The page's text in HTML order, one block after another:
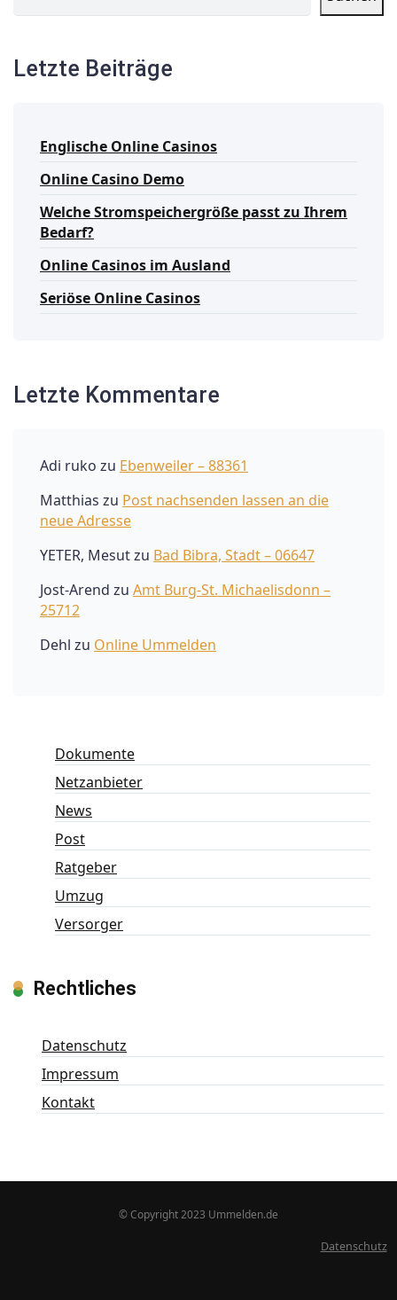
Letzte Beiträge
Englische Online Casinos
Online Casino Demo
Welche Stromspeichergröße passt zu Ihrem
Bedarf?
Online Casinos im Ausland
Seriöse Online Casinos
Letzte Kommentare
Adi ruko zu Ebenweiler – 88361
Matthias zu Post nachsenden lassen an die
neue Adresse
YETER, Mesutzu Bad Bibra, Stadt – 06647
Jost-Arend zu Amt Burg-St. Michaelisdonn –
25712
Dehl zu Online Ummelden
Dokumente
Netzanbieter
News
Post
Ratgeber
Umzug
Versorger
Rechtliches
Datenschutz
Impressum
Kontakt
© Copyright 2023 Ummelden.de
Datenschutz